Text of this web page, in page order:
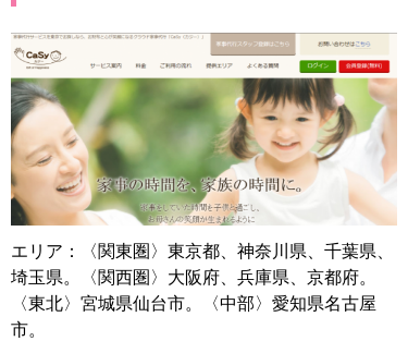
エリア：〈関東圏〉東京都、神奈川県、千葉県、
埼玉県。〈関西圏〉大阪府、兵庫県、京都府。
〈東北〉宮城県仙台市。〈中部〉愛知県名古屋
市。